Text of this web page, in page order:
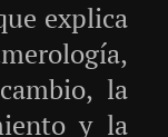
explica
la
y la